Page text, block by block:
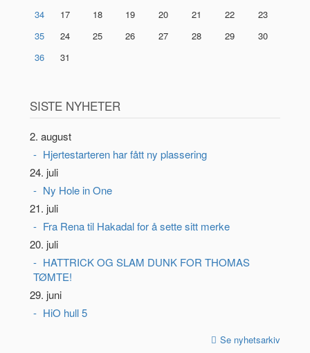
34
17 18 19 20 21 22
23
35
24 25 26 27 28 29
30
36
31
SISTE NYHETER
2. august
Hjertestarteren har fått ny plassering
24. juli
Ny Hole in One
21. juli
Fra Rena til Hakadal for å sette sitt merke
20. juli
HATTRICK OG SLAM DUNK FOR THOMAS
TØMTE!
29. juni
HiO hull 5
Se nyhetsarkiv